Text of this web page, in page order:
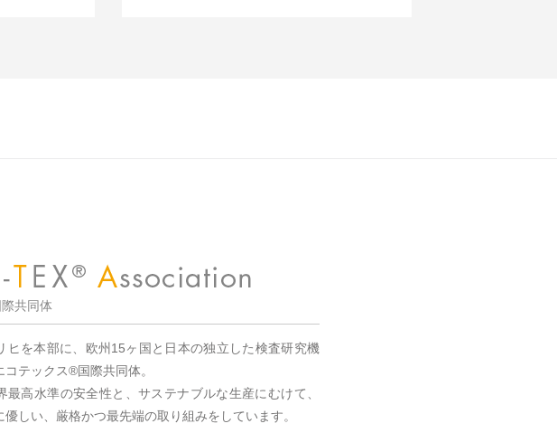
共同体
ヒを本部に、欧州15ヶ国と日本の独立した検査研究機
テックス®国際共同体。
最高水準の安全性と、サステナブルな生産にむけて、
優しい、厳格かつ最先端の取り組みをしています。